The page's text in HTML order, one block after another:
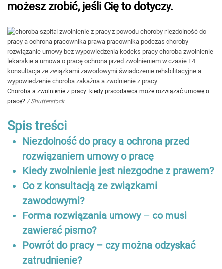
możesz zrobić, jeśli Cię to dotyczy.
Choroba a zwolnienie z pracy: kiedy pracodawca może rozwiązać umowę o
pracę? / Shutterstock
Spis treści
Niezdolność do pracy a ochrona przed
rozwiązaniem umowy o pracę
Kiedy zwolnienie jest niezgodne z prawem?
Co z konsultacją ze związkami
zawodowymi?
Forma rozwiązania umowy – co musi
zawierać pismo?
Powrót do pracy – czy można odzyskać
zatrudnienie?